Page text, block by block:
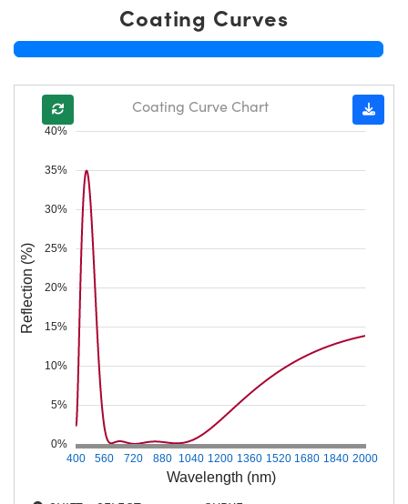
Coating Curves
Wavelength (nm)
400 560 720 880 1040 1200 1360 1520 1680 1840 2000
0%
5%
10%
15%
20%
25%
30%
35%
40%
Reflection (%)
Coating Curve Chart